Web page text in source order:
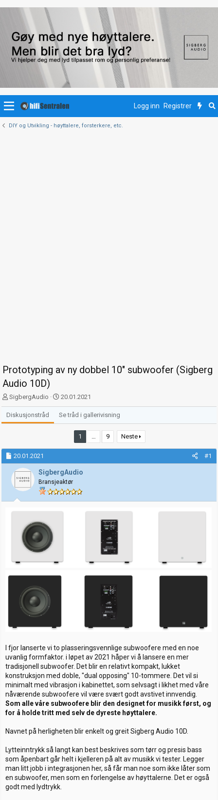
Logg inn Registrer
DIY og Utvikling - høyttalere, forsterkere, etc.
Prototyping av ny dobbel 10" subwoofer (Sigberg
Audio 10D)
T
r
å
d
a
r
t
e
SigbergAudio
S
t
a
r
a
o
20.01.2021
Diskusjonstråd Se tråd i gallerivisning
1 9 Neste
20.01.2021 #1
SigbergAudio
Bransjeaktør
I fjor lanserte vi to plasseringsvennlige subwoofere med en noe
uvanlig formfaktor. i løpet av 2021 håper vi å lansere en mer
tradisjonell subwoofer. Det blir en relativt kompakt, lukket
konstruksjon med doble, "dual opposing" 10-tommere. Det vil si
minimalt med vibrasjon i kabinettet, som selvsagt i likhet med våre
nåværende subwoofere vil være svært godt avstivet innvendig.
Som alle våre subwoofere blir den designet for musikk først, og
for å holde tritt med selv de dyreste høyttalere.
Navnet på herligheten blir enkelt og greit Sigberg Audio 10D.
Lytteinntrykk så langt kan best beskrives som tørr og presis bass
som åpenbart går helt i kjelleren på alt av musikk vi tester. Legger
man litt jobb i integrasjonen her, så får man noe som ikke låter som
en subwoofer, men som en forlengelse av høyttalerne. Det er også
godt med lydtrykk.